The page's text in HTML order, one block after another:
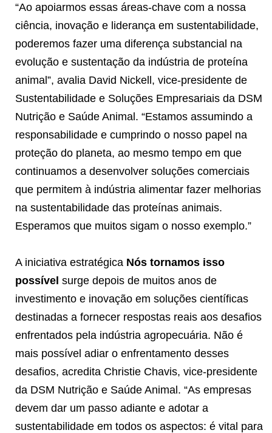
“Ao apoiarmos essas áreas-chave com a nossa
ciência, inovação e liderança em sustentabilidade,
poderemos fazer uma diferença substancial na
evolução e sustentação da indústria de proteína
animal”, avalia David Nickell, vice-presidente de
Sustentabilidade e Soluções Empresariais da DSM
Nutrição e Saúde Animal. “Estamos assumindo a
responsabilidade e cumprindo o nosso papel na
proteção do planeta, ao mesmo tempo em que
continuamos a desenvolver soluções comerciais
que permitem à indústria alimentar fazer melhorias
na sustentabilidade das proteínas animais.
Esperamos que muitos sigam o nosso exemplo.”
A iniciativa estratégica Nós tornamos isso
possível surge depois de muitos anos de
investimento e inovação em soluções científicas
destinadas a fornecer respostas reais aos desafios
enfrentados pela indústria agropecuária. Não é
mais possível adiar o enfrentamento desses
desafios, acredita Christie Chavis, vice-presidente
da DSM Nutrição e Saúde Animal. “As empresas
devem dar um passo adiante e adotar a
sustentabilidade em todos os aspectos: é vital para